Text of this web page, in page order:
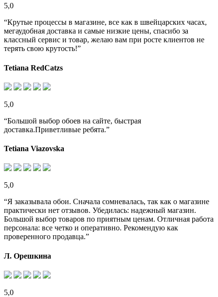
5,0
“Крутые процессы в магазине, все как в швейцарских часах,
мегаудобная доставка и самые низкие цены, спасибо за
классный сервис и товар, желаю вам при росте клиентов не
терять свою крутость!”
Tetiana RedCatzs
5,0
“Большой выбор обоев на сайте, быстрая
доставка.Приветливые ребята.”
Tetiana Viazovska
5,0
“Я заказывала обои. Сначала сомневалась, так как о магазине
практически нет отзывов. Убедилась: надежный магазин.
Большой выбор товаров по приятным ценам. Отличная работа
персонала: все четко и оперативно. Рекомендую как
проверенного продавца.”
Л. Орешкина
5,0